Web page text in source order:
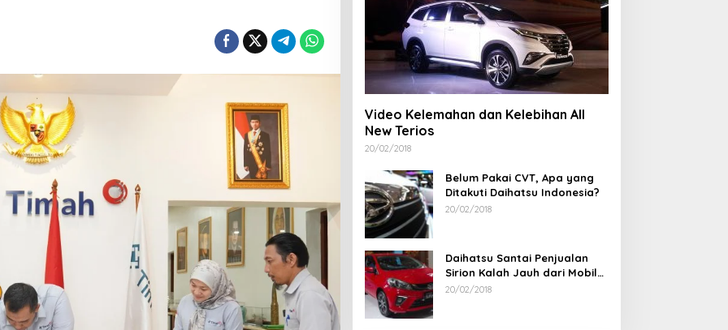
Video Kelemahan dan Kelebihan All
New Terios
20/02/2018
Belum Pakai CVT, Apa yang
Ditakuti Daihatsu Indonesia?
20/02/2018
Daihatsu Santai Penjualan
Sirion Kalah Jauh dari Mobil
LCGC
20/02/2018
Rudianto Tjen Dorong Seluruh